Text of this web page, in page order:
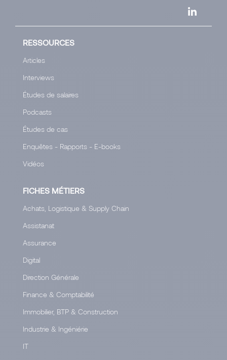
RESSOURCES
Articles
Interviews
Études de salaires
Podcasts
Études de cas
Enquêtes - Rapports - E-books
Vidéos
FICHES MÉTIERS
Achats, Logistique & Supply Chain
Assistanat
Assurance
Digital
Direction Générale
Finance & Comptabilité
Immobilier, BTP & Construction
Industrie & Ingéniérie
IT